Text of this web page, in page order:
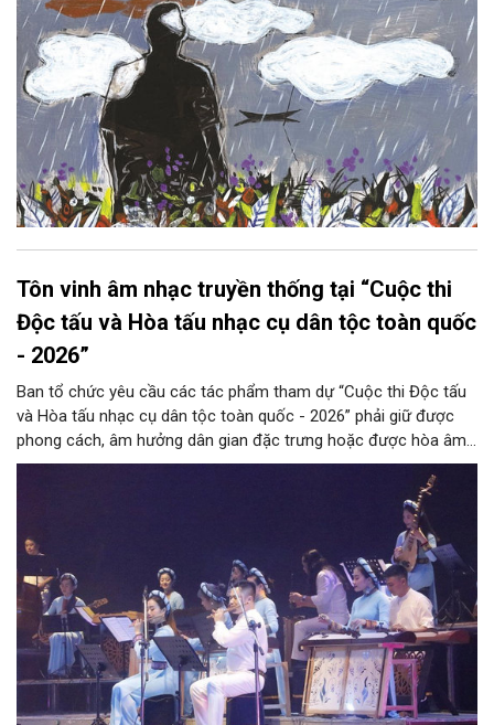
Tôn vinh âm nhạc truyền thống tại “Cuộc thi
Độc tấu và Hòa tấu nhạc cụ dân tộc toàn quốc
- 2026”
Ban tổ chức yêu cầu các tác phẩm tham dự “Cuộc thi Độc tấu
và Hòa tấu nhạc cụ dân tộc toàn quốc - 2026” phải giữ được
phong cách, âm hưởng dân gian đặc trưng hoặc được hòa âm,
phối khí mới trên nền tảng làn điệu âm nhạc truyền thống Việt
Nam, đồng thời phải được trình diễn trực tiếp bằng nhạc cụ dân